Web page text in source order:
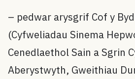
– pedwar arysgrif Cof y
(Cyfweliadau Sinema
Cenedlaethol Sain a Sgrin
Aberystwyth, Gweithiau